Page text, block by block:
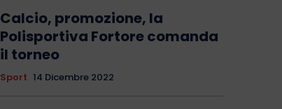
Calcio, promozione, la
Polisportiva Fortore comanda
il torneo
Sport 14 Dicembre 2022